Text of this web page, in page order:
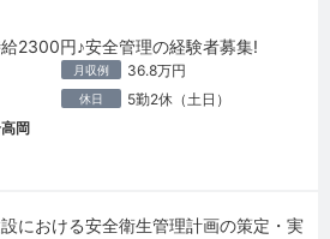
給2300円♪安全管理の経験者募集!
月収例 36.8万円
休日 5勤2休（土日）
岡
における安全衛生管理計画の策定・実